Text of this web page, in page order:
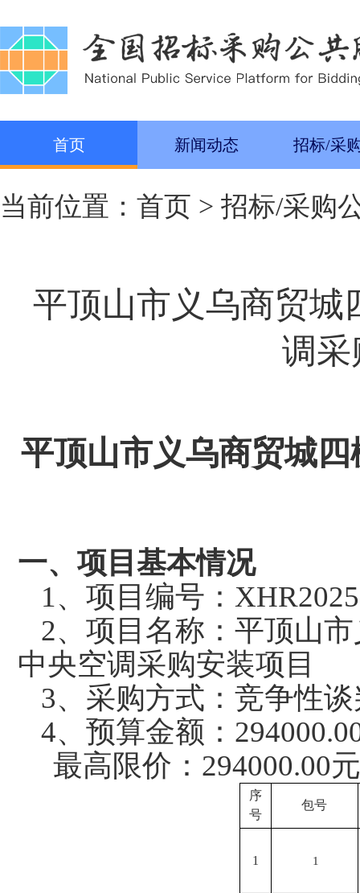
首页 新闻动态 招标/采
当前位置： 首页 > 招标/采购
平顶山市义乌商贸城
调采
平顶山市义乌商贸城
一、项目基本情况
1、项目编号：
2、项目名称：平顶山
中央空调采购安装项目
3、采购方式：竞争性
4、预算金额：
最高限价：294000.00元
序
号
包号
1 1